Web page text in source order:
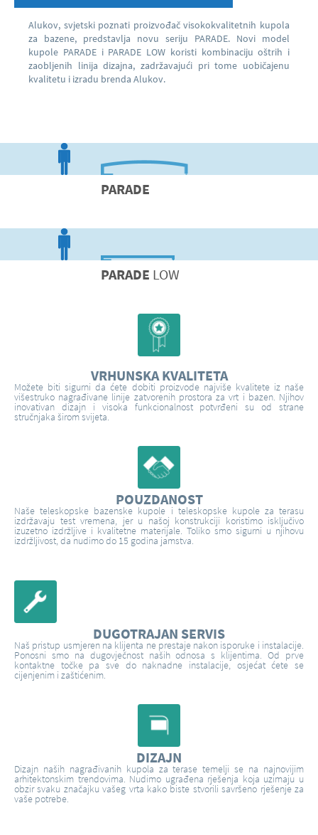
Alukov, svjetski poznati proizvođač visokokvalitetnih kupola
za bazene, predstavlja novu seriju PARADE. Novi model
kupole PARADE i PARADE LOW koristi kombinaciju oštrih i
zaobljenih linija dizajna, zadržavajući pri tome uobičajenu
kvalitetu i izradu brenda Alukov.
PARADE
PARADE LOW
VRHUNSKA KVALITETA
Možete biti sigurni da ćete dobiti proizvode najviše kvalitete iz naše
višestruko nagrađivane linije zatvorenih prostora za vrt i bazen. Njihov
inovativan dizajn i visoka funkcionalnost potvrđeni su od strane
stručnjaka širom svijeta.
POUZDANOST
Naše teleskopske bazenske kupole i teleskopske kupole za terasu
izdržavaju test vremena, jer u našoj konstrukciji koristimo isključivo
izuzetno izdržljive i kvalitetne materijale. Toliko smo sigurni u njihovu
izdržljivost, da nudimo do 15 godina jamstva.
DUGOTRAJAN SERVIS
Naš pristup usmjeren na klijenta ne prestaje nakon isporuke i instalacije.
Ponosni smo na dugovječnost naših odnosa s klijentima. Od prve
kontaktne točke pa sve do naknadne instalacije, osjećat ćete se
cijenjenim i zaštićenim.
DIZAJN
Dizajn naših nagrađivanih kupola za terase temelji se na najnovijim
arhitektonskim trendovima. Nudimo ugrađena rješenja koja uzimaju u
obzir svaku značajku vašeg vrta kako biste stvorili savršeno rješenje za
vaše potrebe.